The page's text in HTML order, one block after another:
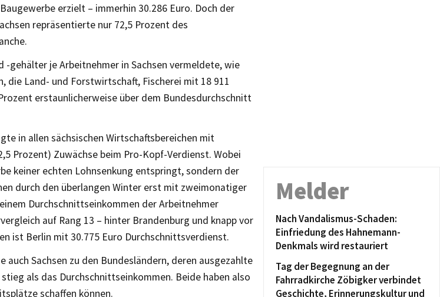
erzielt – immerhin 30.286 Euro. Doch der
repräsentierte nur 72,5 Prozent des
gehälter je Arbeitnehmer in Sachsen vermeldete, wie
die Land- und Forstwirtschaft, Fischerei mit 18 911
erstaunlicherweise über dem Bundesdurchschnitt
in allen sächsischen Wirtschaftsbereichen mit
Prozent) Zuwächse beim Pro-Kopf-Verdienst. Wobei
keiner echten Lohnsenkung entspringt, sondern der
durch den überlangen Winter erst mit zweimonatiger
Durchschnittseinkommen der Arbeitnehmer
auf Rang 13 – hinter Brandenburg und knapp vor
ist Berlin mit 30.775 Euro Durchschnittsverdienst.
auch Sachsen zu den Bundesländern, deren ausgezahlte
als das Durchschnittseinkommen. Beide haben also
schaffen können.
Melder
Nach Vandalismus-Schaden:
Einfriedung des Hahnemann-
Denkmals wird restauriert
Tag der Begegnung an der
Fahrradkirche Zöbigker verbindet
Geschichte, Erinnerungskultur und